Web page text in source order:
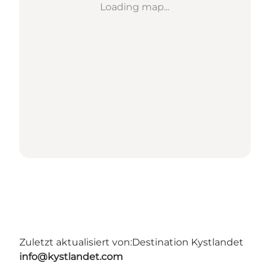
Loading map...
Zuletzt aktualisiert von:Destination Kystlandet
info@kystlandet.com